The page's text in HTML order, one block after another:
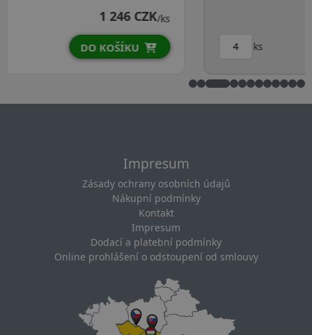
ks DO KOŠÍKU
Impresum
Zásady ochrany osobních údajů
Nákupní podmínky
Kontakt
Impresum
Dodací a platební podmínky
Online prohlášení o odstoupení od smlouvy